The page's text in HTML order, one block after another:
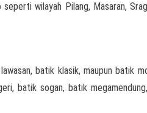
wilayah Pilang, Masaran,
batik klasik, maupun batik
batik sogan, batik